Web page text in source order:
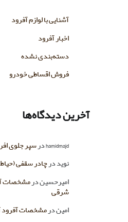
آشنایی با لوازم آفرود
اخبار آفرود
دسته‌بندی نشده
فروش اقساطی خودرو
آخرین دیدگاه‌ها
hamidmajdدرسپر جلوی
نویددرچادر سقفی (حیاط
امیرحسیندرمشخصات
شرقی
امیندرمشخصات آفرود